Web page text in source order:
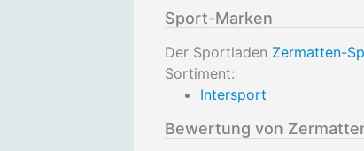
Sport-Marken
Der Sportladen Zermatten-
Sortiment:
Intersport
Bewertung von